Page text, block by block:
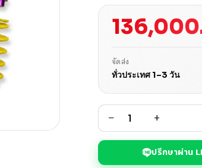
จัดส่ง
ทั่วประเทศ 1–3 วัน
− +
ปรึกษาผ่าน